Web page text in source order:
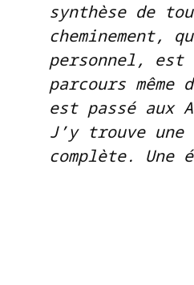
synthèse de
cheminement,
personnel, est
parcours même
est passé aux
J’y trouve une
complète. Une